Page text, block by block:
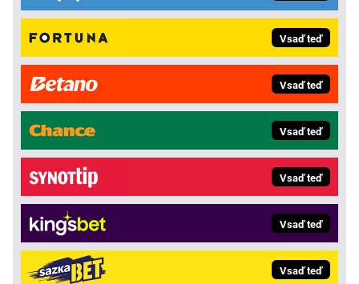
Vsaď teď
Vsaď teď
Vsaď teď
Vsaď teď
Vsaď teď
Vsaď teď